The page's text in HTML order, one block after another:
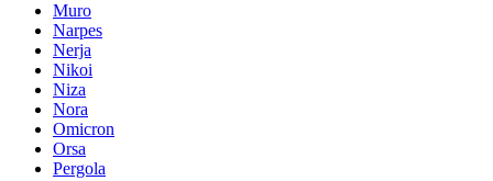
Muro
Narpes
Nerja
Nikoi
Niza
Nora
Omicron
Orsa
Pergola